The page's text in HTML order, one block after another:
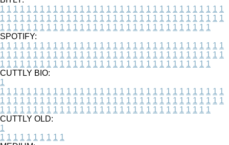
1 1 1 1 1 1 1 1 1 1 1 1 1 1 1 1 1 1 1 1 1 1 1 1 1 1 1 1 1 1 1 1 1 1
1 1 1 1 1 1 1 1 1 1 1 1 1 1 1 1 1 1 1 1 1 1 1 1 1 1 1 1 1 1 1 1 1 1
1 1 1 1 1 1 1 1 1 1 1 1 1 1 1 1 1 1 1 1 1 1 1 1 1 1 1 1 1 1 1 1
SPOTIFY:
1 1 1 1 1 1 1 1 1 1 1 1 1 1 1 1 1 1 1 1 1 1 1 1 1 1 1 1 1 1 1 1 1 1
1 1 1 1 1 1 1 1 1 1 1 1 1 1 1 1 1 1 1 1 1 1 1 1 1 1 1 1 1 1 1 1 1 1
1 1 1 1 1 1 1 1 1 1 1 1 1 1 1 1 1 1 1 1 1 1 1 1 1 1 1 1 1 1 1 1
CUTTLY BIO:
1
1 1 1 1 1 1 1 1 1 1 1 1 1 1 1 1 1 1 1 1 1 1 1 1 1 1 1 1 1 1 1 1 1 1
1 1 1 1 1 1 1 1 1 1 1 1 1 1 1 1 1 1 1 1 1 1 1 1 1 1 1 1 1 1 1 1 1 1
1 1 1 1 1 1 1 1 1 1 1 1 1 1 1 1 1 1 1 1 1 1 1 1 1 1 1 1 1 1 1 1
CUTTLY OLD:
1
1 1 1 1 1 1 1 1 1 1